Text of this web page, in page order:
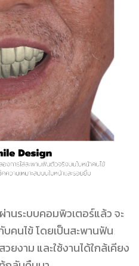
นระบบคอมพิวเตอร์แล้ว จะ
คนไข้ โดยเป็นสะพานฟัน
งาม และใช้งานได้ใกล้เคียง